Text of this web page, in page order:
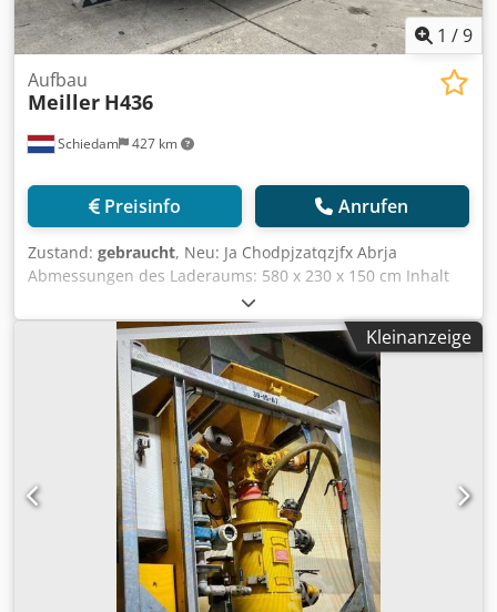
1 /9
Schiedam 427 km
Aufbau
Meiller H436
Preisinfo Anrufen
Zustand: gebraucht, Neu: Ja Chodpjzatqzjfx Abrja
Abmessungen des Laderaums: 580 x 230 x 150 cm Inhalt
Kleinanzeige